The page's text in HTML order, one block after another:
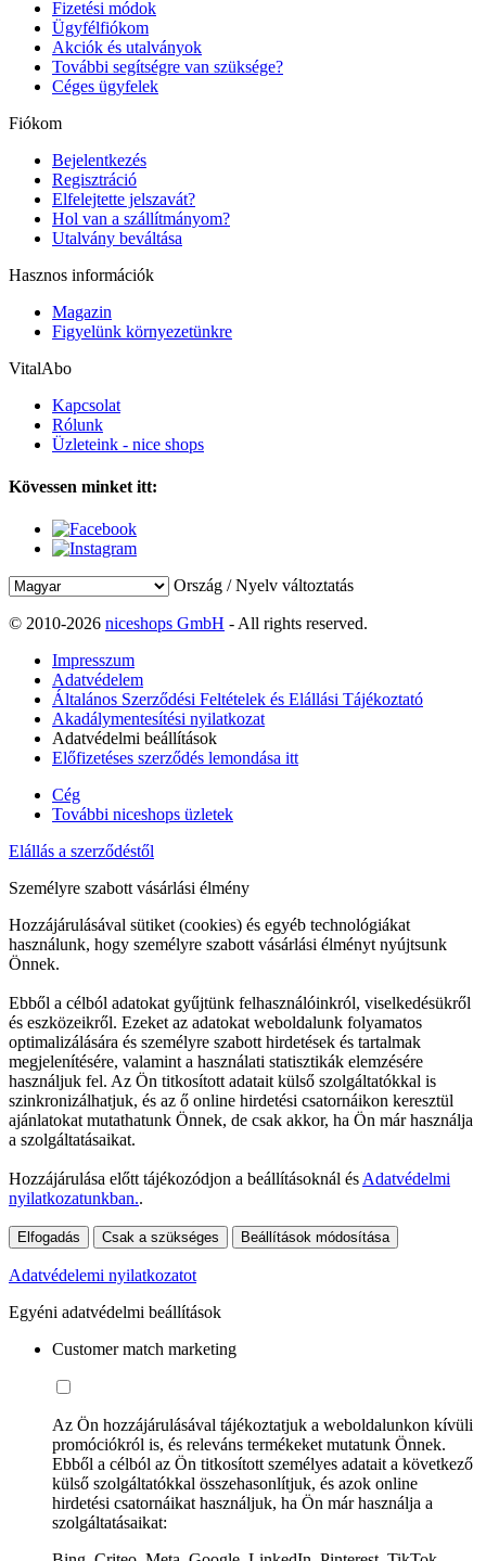
Fizetési módok
Ügyfélfiókom
Akciók és utalványok
További segítségre van szüksége?
Céges ügyfelek
Fiókom
Bejelentkezés
Regisztráció
Elfelejtette jelszavát?
Hol van a szállítmányom?
Utalvány beváltása
Hasznos információk
Magazin
Figyelünk környezetünkre
VitalAbo
Kapcsolat
Rólunk
Üzleteink - nice shops
Kövessen minket itt:
Ország / Nyelv változtatás
© 2010-2026 niceshops GmbH - All rights reserved.
Impresszum
Adatvédelem
Általános Szerződési Feltételek és Elállási Tájékoztató
Akadálymentesítési nyilatkozat
Adatvédelmi beállítások
Előfizetéses szerződés lemondása itt
Cég
További niceshops üzletek
Elállás a szerződéstől
Személyre szabott vásárlási élmény
Hozzájárulásával sütiket (cookies) és egyéb technológiákat
használunk, hogy személyre szabott vásárlási élményt nyújtsunk
Önnek.
Ebből a célból adatokat gyűjtünk felhasználóinkról, viselkedésükről
és eszközeikről. Ezeket az adatokat weboldalunk folyamatos
optimalizálására és személyre szabott hirdetések és tartalmak
megjelenítésére, valamint a használati statisztikák elemzésére
használjuk fel. Az Ön titkosított adatait külső szolgáltatókkal is
szinkronizálhatjuk, és az ő online hirdetési csatornáikon keresztül
ajánlatokat mutathatunk Önnek, de csak akkor, ha Ön már használja
a szolgáltatásaikat.
Hozzájárulása előtt tájékozódjon a beállításoknál ésAdatvédelmi
nyilatkozatunkban..
Elfogadás Csak a szükséges Beállítások módosítása
Adatvédelemi nyilatkozatot
Egyéni adatvédelmi beállítások
Customer match marketing
Az Ön hozzájárulásával tájékoztatjuk a weboldalunkon kívüli
promóciókról is, és releváns termékeket mutatunk Önnek.
Ebből a célból az Ön titkosított személyes adatait a következő
külső szolgáltatókkal összehasonlítjuk, és azok online
hirdetési csatornáikat használjuk, ha Ön már használja a
szolgáltatásaikat: